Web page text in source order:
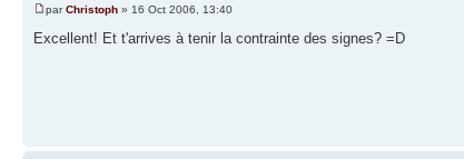
parChristoph » 16 Oct 2006, 13:40
Excellent! Et t'arrives à tenir la contrainte des signes? =D